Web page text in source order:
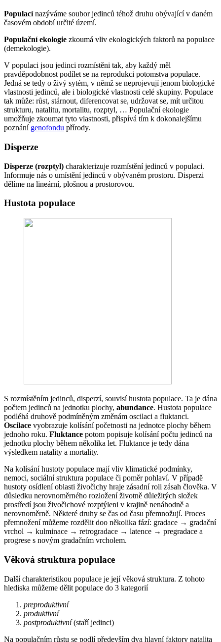
Populacínazýváme soubor jedinců téhož druhu obývající v daném
časovém období určité území.
Populační ekologie zkoumá vliv ekologických faktorů na populace
(demekologie).
V populaci jsou jedinci rozmístěni tak, aby každý měl
pravděpodobnost podílet se na reprodukci potomstva populace.
Jedná se tedy o živý sytém, v němž se neprojevují jenom biologické
vlastnosti jedinců, ale i biologické vlastnosti celé skupiny. Populace
tak může: růst, stárnout, diferencovat se, udržovat se, mít určitou
strukturu, natalitu, mortalitu, rozptyl, … Populační ekologie
umožňuje zkoumat tyto vlastnosti, přispívá tím k dokonalejšímu
poznání genofondu přírody.
Disperze
Disperze (rozptyl) charakterizuje rozmístění jedinců v populaci.
Informuje nás o umístění jedinců v obývaném prostoru. Disperzi
dělíme na lineární, plošnou a prostorovou.
Hustota populace
S rozmístěním jedinců, disperzí, souvisí hustota populace. Ta je dána
počtem jedinců na jednotku plochy, abundance. Hustota populace
podléhá druhově podmíněným změnám oscilaci a fluktanci.
Oscilace vyobrazuje kolísání početnosti na jednotce plochy během
jednoho roku. Fluktance potom popisuje kolísání počtu jedinců na
jednotku plochy během několika let. Fluktance je tedy dána
výsledkem natality a mortality.
Na kolísání hustoty populace mají vliv klimatické podmínky,
nemoci, sociální struktura populace či poměr pohlaví. V případě
hustoty osídlení oblasti živočichy hraje zásadní roli zásah člověka. V
důsledku nerovnoměrného rozložení životně důležitých složek
prostředí jsou živočichové rozptýleni v krajině nenáhodně a
nerovnoměrně. Některé druhy se čas od času přemnožují. Proces
přemnožení můžeme rozdělit doo několika fází: gradace → gradační
vrchol → kulminace → retrogradace → latence → pregradace a
progrese s novým gradačním vrcholem.
Věková struktura populace
Další charakteristikou populace je její věková struktura. Z tohoto
hlediska můžeme dělit populace do 3 kategorií
preproduktivní
produktivní
postproduktivní(staří jedinci)
Na populačním růstu se podlí především dva hlavní faktory natalita